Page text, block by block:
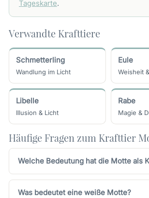
Tageskarte.
Verwandte Krafttiere
Schmetterling
Wandlung im Licht
Eule
Weisheit
Libelle
Illusion & Licht
Rabe
Magie &
Häufige Fragen zum Krafttier
Welche Bedeutung hat die Motte als
Was bedeutet eine weiße Motte?